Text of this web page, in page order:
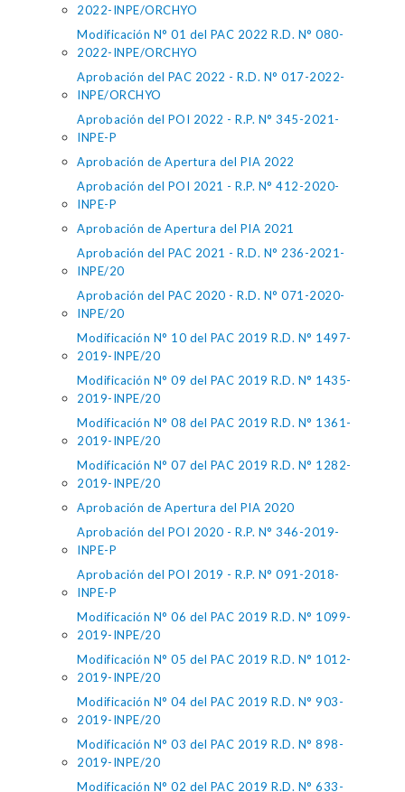
2022-INPE/ORCHYO
Modificación N° 01 del PAC 2022 R.D. N° 080-
2022-INPE/ORCHYO
Aprobación del PAC 2022 - R.D. N° 017-2022-
INPE/ORCHYO
Aprobación del POI 2022 - R.P. N° 345-2021-
INPE-P
Aprobación de Apertura del PIA 2022
Aprobación del POI 2021 - R.P. N° 412-2020-
INPE-P
Aprobación de Apertura del PIA 2021
Aprobación del PAC 2021 - R.D. N° 236-2021-
INPE/20
Aprobación del PAC 2020 - R.D. N° 071-2020-
INPE/20
Modificación N° 10 del PAC 2019 R.D. N° 1497-
2019-INPE/20
Modificación N° 09 del PAC 2019 R.D. N° 1435-
2019-INPE/20
Modificación N° 08 del PAC 2019 R.D. N° 1361-
2019-INPE/20
Modificación N° 07 del PAC 2019 R.D. N° 1282-
2019-INPE/20
Aprobación de Apertura del PIA 2020
Aprobación del POI 2020 - R.P. N° 346-2019-
INPE-P
Aprobación del POI 2019 - R.P. N° 091-2018-
INPE-P
Modificación N° 06 del PAC 2019 R.D. N° 1099-
2019-INPE/20
Modificación N° 05 del PAC 2019 R.D. N° 1012-
2019-INPE/20
Modificación N° 04 del PAC 2019 R.D. N° 903-
2019-INPE/20
Modificación N° 03 del PAC 2019 R.D. N° 898-
2019-INPE/20
Modificación N° 02 del PAC 2019 R.D. N° 633-